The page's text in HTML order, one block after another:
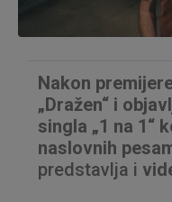
Nakon
„Dražen“ i
singla „1 na 1“
naslovnih
predstavlja i